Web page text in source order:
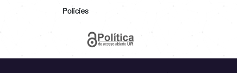
Policies